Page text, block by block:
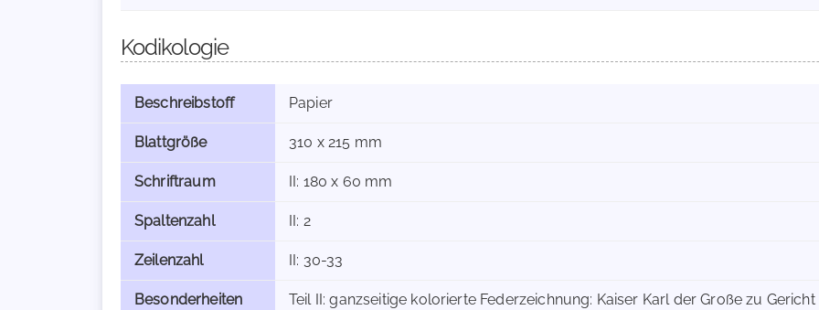
Kodikologie
Beschreibstoff Papier
Blattgröße 310 x 215 mm
Schriftraum II: 180 x 60 mm
Spaltenzahl II: 2
Zeilenzahl II: 30-33
Besonderheiten Teil II: ganzseitige kolorierte Federzeichnung: Kaiser Karl der Große zu Gericht